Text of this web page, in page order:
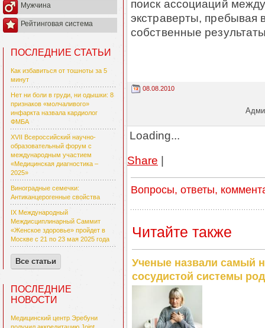
Мужчина
Рейтинговая система
ПОСЛЕДНИЕ СТАТЬИ
Как избавиться от тошноты за 5
минут
Нет ни боли в груди, ни одышки: 8
признаков «молчаливого»
инфаркта назвала кардиолог
ФМБА
XVII Всероссийский научно-
образовательный форум с
международным участием
«Медицинская диагностика –
2025»
Виноградные семечки:
Антиканцерогенные свойства
IX Международный
Междисциплинарный Саммит
«Женское здоровье» пройдет в
Москве с 21 по 23 мая 2025 года
Все статьи
ПОСЛЕДНИЕ
НОВОСТИ
Медицинский центр Эребуни
поиск ассоциаций
экстраверты,
собственные
08.08.2010
Loading...
Share |
Вопросы, ответы,
Читайте также
Ученые назвали самый
сосудистой системы